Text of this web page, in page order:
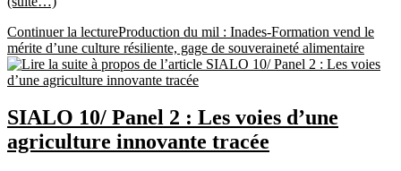
Continuer la lectureProduction du mil : Inades-Formation vend le
mérite d’une culture résiliente, gage de souveraineté alimentaire
SIALO 10/ Panel 2 : Les voies d’une
agriculture innovante tracée